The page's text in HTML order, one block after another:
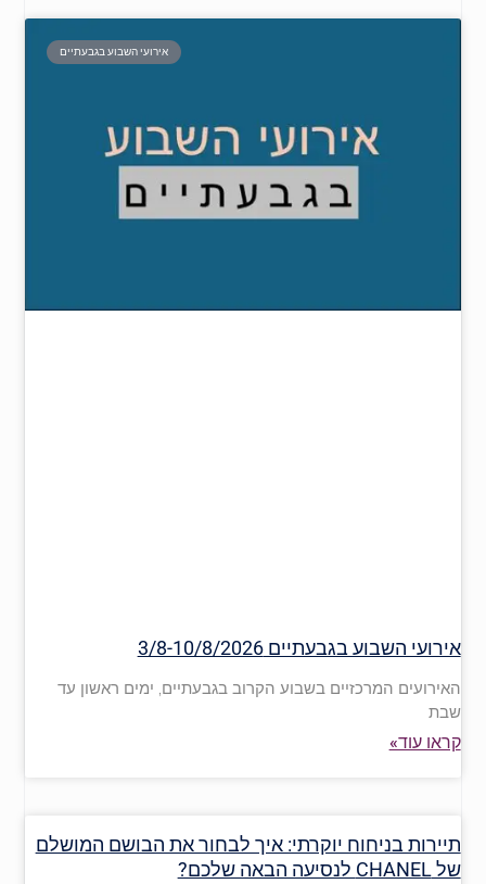
אירועי השבוע בגבעתיים
אירועי השבוע בגבעתיים 3/8-10/8/2026
האירועים המרכזיים בשבוע הקרוב בגבעתיים, ימים ראשון עד
שבת
קראו עוד»
תיירות בניחוח יוקרתי: איך לבחור את הבושם המושלם
של CHANEL לנסיעה הבאה שלכם?